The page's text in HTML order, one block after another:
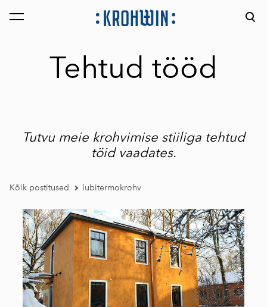
lisati ostukorvi. Vaata ostukorvi
Tehtud tööd
Tutvu meie krohvimise stiiliga tehtud
töid vaadates.
Kõik postitused lubitermokrohv